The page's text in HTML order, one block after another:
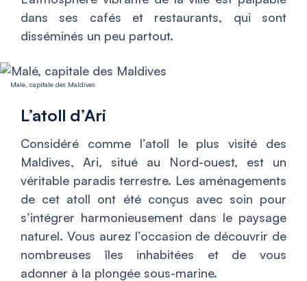
dans ses cafés et restaurants, qui sont
disséminés un peu partout.
Malé, capitale des Maldives
L’atoll d’Ari
Considéré comme l’atoll le plus visité des
Maldives, Ari, situé au Nord-ouest, est un
véritable paradis terrestre. Les aménagements
de cet atoll ont été conçus avec soin pour
s’intégrer harmonieusement dans le paysage
naturel. Vous aurez l’occasion de découvrir de
nombreuses îles inhabitées et de vous
adonner à la plongée sous-marine.